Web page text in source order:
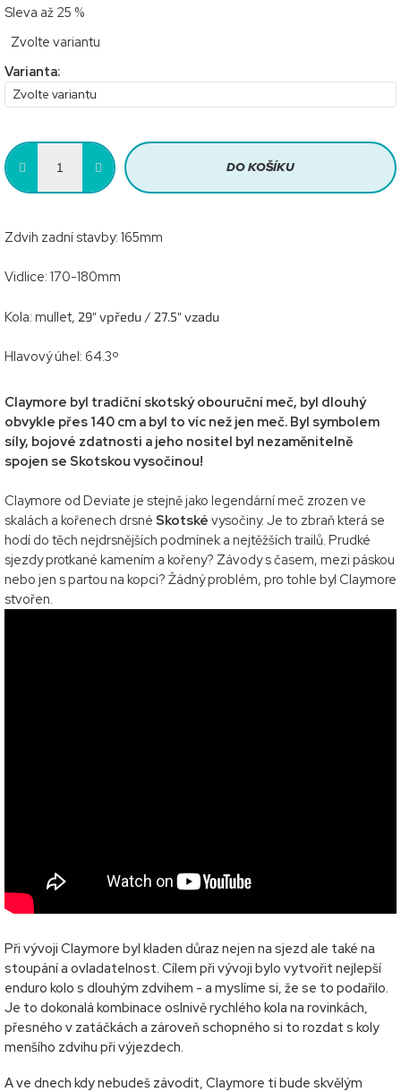
Sleva až 25 %
cena:
Zvolte variantu
Varianta:
DO KOŠÍKU
Zdvih zadní stavby: 165mm
Vidlice: 170-180mm
Kola: mullet, 29" vpředu / 27.5" vzadu
Hlavový úhel: 64.3º
Claymore byl tradiční skotský obouruční meč, byl dlouhý
obvykle přes 140 cm a byl to víc než jen meč. Byl symbolem
síly, bojové zdatnosti a jeho nositel byl nezaměnitelně
spojen se Skotskou vysočinou!
Claymore od Deviate je stejně jako legendární meč zrozen ve
skalách a kořenech drsné Skotské vysočiny. Je to zbraň která se
hodí do těch nejdrsnějších podmínek a nejtěžších trailů. Prudké
sjezdy protkané kamením a kořeny? Závody s časem, mezi páskou
nebo jen s partou na kopci? Žádný problém, pro tohle byl Claymore
stvořen.
Při vývoji Claymore byl kladen důraz nejen na sjezd ale také na
stoupání a ovladatelnost. Cílem při vývoji bylo vytvořit nejlepší
enduro kolo s dlouhým zdvihem - a myslíme si, že se to podařilo.
Je to dokonalá kombinace oslnivě rychlého kola na rovinkách,
přesného v zatáčkách a zároveň schopného si to rozdat s koly
menšího zdvihu při výjezdech.
A ve dnech kdy nebudeš závodit, Claymore ti bude skvělým